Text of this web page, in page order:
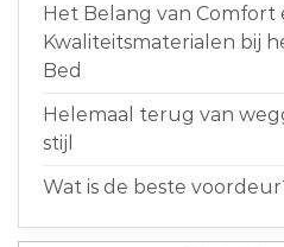
Het Belang van Comfort
Kwaliteitsmaterialen bij
Bed
Helemaal terug van
stijl
Wat is de beste